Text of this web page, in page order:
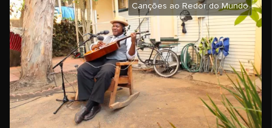
Canções ao Redor do Mundo